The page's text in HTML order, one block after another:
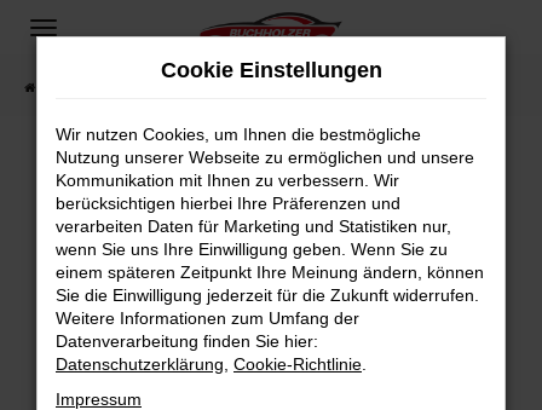
Zum
springen
Fahrzeugsuche
Fehler: Network Error
Beim Laden ist ein Fehler aufgetreten.
Hier sind ein paar Tipps, die dir helfen können:
Überprüfe deine Firewall und deine
Internetverbindung.
Laden andere Webseiten, zum Beispiel deine
Suchmaschine?
Cookie Einstellungen
Wir nutzen Cookies, um Ihnen die bestmögliche
Nutzung unserer Webseite zu ermöglichen und unsere
Kommunikation mit Ihnen zu verbessern. Wir
berücksichtigen hierbei Ihre Präferenzen und
verarbeiten Daten für Marketing und Statistiken nur,
wenn Sie uns Ihre Einwilligung geben. Wenn Sie zu
einem späteren Zeitpunkt Ihre Meinung ändern, können
Sie die Einwilligung jederzeit für die Zukunft widerrufen.
Weitere Informationen zum Umfang der
Datenverarbeitung finden Sie hier:
Datenschutzerklärung Cookie-Richtlinie
Impressum